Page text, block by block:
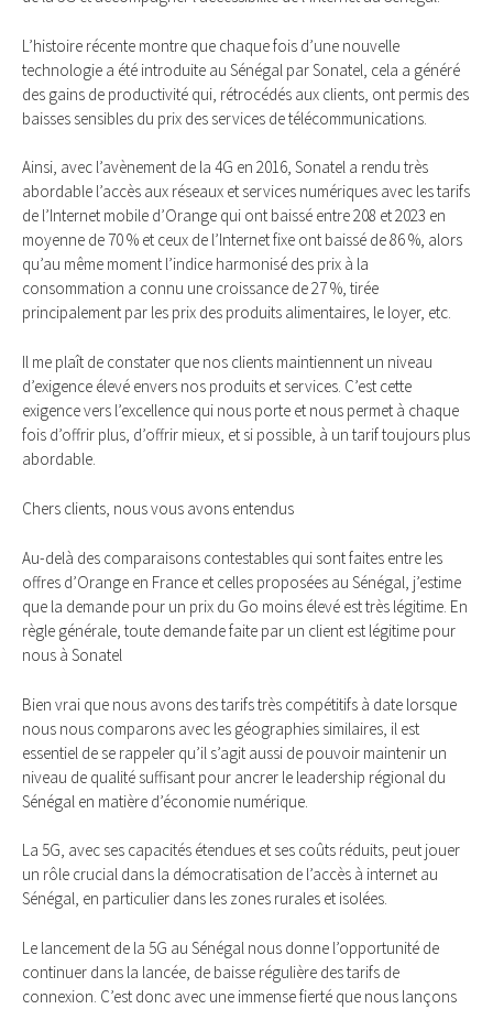
L’histoire récente montre que chaque fois d’une nouvelle
technologie a été introduite au Sénégal par Sonatel, cela a généré
des gains de productivité qui, rétrocédés aux clients, ont permis des
baisses sensibles du prix des services de télécommunications.
Ainsi, avec l’avènement de la 4G en 2016, Sonatel a rendu très
abordable l’accès aux réseaux et services numériques avec les tarifs
de l’Internet mobile d’Orange qui ont baissé entre 208 et 2023 en
moyenne de 70 % et ceux de l’Internet fixe ont baissé de 86 %, alors
qu’au même moment l’indice harmonisé des prix à la
consommation a connu une croissance de 27 %, tirée
principalement par les prix des produits alimentaires, le loyer, etc.
Il me plaît de constater que nos clients maintiennent un niveau
d’exigence élevé envers nos produits et services. C’est cette
exigence vers l’excellence qui nous porte et nous permet à chaque
fois d’offrir plus, d’offrir mieux, et si possible, à un tarif toujours plus
abordable.
Chers clients, nous vous avons entendus
Au-delà des comparaisons contestables qui sont faites entre les
offres d’Orange en France et celles proposées au Sénégal, j’estime
que la demande pour un prix du Go moins élevé est très légitime. En
règle générale, toute demande faite par un client est légitime pour
nous à Sonatel
Bien vrai que nous avons des tarifs très compétitifs à date lorsque
nous nous comparons avec les géographies similaires, il est
essentiel de se rappeler qu’il s’agit aussi de pouvoir maintenir un
niveau de qualité suffisant pour ancrer le leadership régional du
Sénégal en matière d’économie numérique.
La 5G, avec ses capacités étendues et ses coûts réduits, peut jouer
un rôle crucial dans la démocratisation de l’accès à internet au
Sénégal, en particulier dans les zones rurales et isolées.
Le lancement de la 5G au Sénégal nous donne l’opportunité de
continuer dans la lancée, de baisse régulière des tarifs de
connexion. C’est donc avec une immense fierté que nous lançons